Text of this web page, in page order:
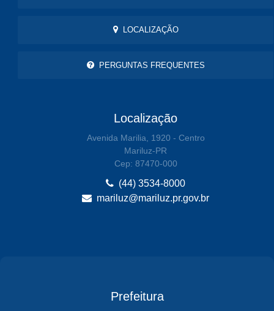
LOCALIZAÇÃO
PERGUNTAS FREQUENTES
Localização
Avenida Marilia, 1920 - Centro
Mariluz-PR
Cep: 87470-000
(44) 3534-8000
mariluz@mariluz.pr.gov.br
Prefeitura